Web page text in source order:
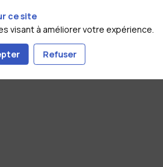
ce site
visant à améliorer votre expérience.
Refuser